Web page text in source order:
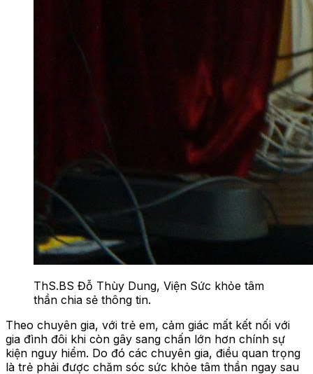
ThS.BS Đỗ Thùy Dung, Viện Sức khỏe tâm
thần chia sẻ thông tin.
Theo chuyên gia, với trẻ em, cảm giác mất kết nối với
gia đình đôi khi còn gây sang chấn lớn hơn chính sự
kiện nguy hiểm. Do đó các chuyên gia, điều quan trọng
là trẻ phải được chăm sóc sức khỏe tâm thần ngay sau